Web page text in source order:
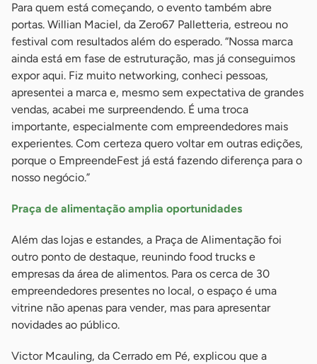
Para quem está começando, o evento também abre
portas. Willian Maciel, da Zero67 Palletteria, estreou no
festival com resultados além do esperado. “Nossa marca
ainda está em fase de estruturação, mas já conseguimos
expor aqui. Fiz muito networking, conheci pessoas,
apresentei a marca e, mesmo sem expectativa de grandes
vendas, acabei me surpreendendo. É uma troca
importante, especialmente com empreendedores mais
experientes. Com certeza quero voltar em outras edições,
porque o EmpreendeFest já está fazendo diferença para o
nosso negócio.”
Praça de alimentação amplia oportunidades
Além das lojas e estandes, a Praça de Alimentação foi
outro ponto de destaque, reunindo food trucks e
empresas da área de alimentos. Para os cerca de 30
empreendedores presentes no local, o espaço é uma
vitrine não apenas para vender, mas para apresentar
novidades ao público.
Victor Mcauling, da Cerrado em Pé, explicou que a